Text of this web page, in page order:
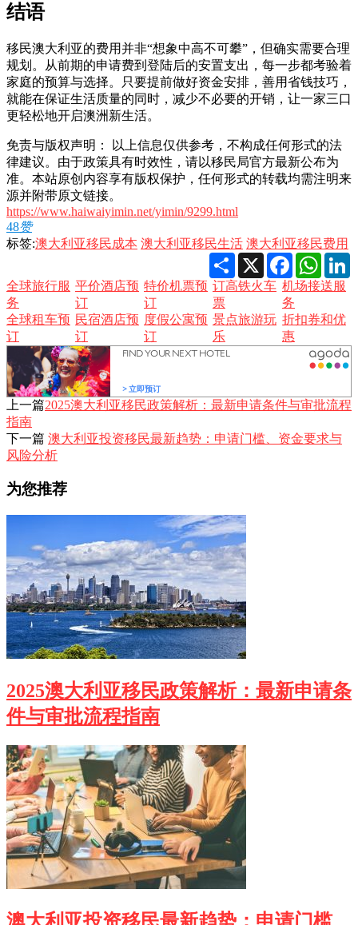
结语
移民澳大利亚的费用并非“想象中高不可攀”，但确实需要合理
规划。从前期的申请费到登陆后的安置支出，每一步都考验着
家庭的预算与选择。只要提前做好资金安排，善用省钱技巧，
就能在保证生活质量的同时，减少不必要的开销，让一家三口
更轻松地开启澳洲新生活。
免责与版权声明： 以上信息仅供参考，不构成任何形式的法
律建议。由于政策具有时效性，请以移民局官方最新公布为
准。本站原创内容享有版权保护，任何形式的转载均需注明来
源并附带原文链接。
https://www.haiwaiyimin.net/yimin/9299.html
48赞
标签:澳大利亚移民成本 澳大利亚移民生活 澳大利亚移民费用
Share X Facebook
全球旅行服
务
平价酒店预
订
特价机票预
订
订高铁火车
票
机场接送服
务
全球租车预
订
民宿酒店预
订
度假公寓预
订
景点旅游玩
乐
折扣券和优
惠
上一篇2025澳大利亚移民政策解析：最新申请条件与审批流程
指南
下一篇 澳大利亚投资移民最新趋势：申请门槛、资金要求与
风险分析
为您推荐
2025澳大利亚移民政策解析：最新申请条
件与审批流程指南